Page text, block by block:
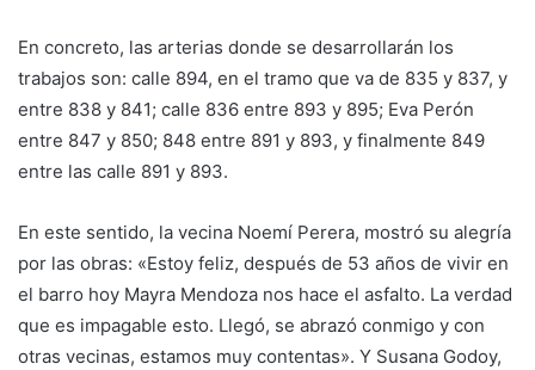
En concreto, las arterias donde se desarrollarán los
trabajos son: calle 894, en el tramo que va de 835 y 837, y
entre 838 y 841; calle 836 entre 893 y 895; Eva Perón
entre 847 y 850; 848 entre 891 y 893, y finalmente 849
entre las calle 891 y 893.
En este sentido, la vecina Noemí Perera, mostró su alegría
por las obras: «Estoy feliz, después de 53 años de vivir en
el barro hoy Mayra Mendoza nos hace el asfalto. La verdad
que es impagable esto. Llegó, se abrazó conmigo y con
otras vecinas, estamos muy contentas». Y Susana Godoy,